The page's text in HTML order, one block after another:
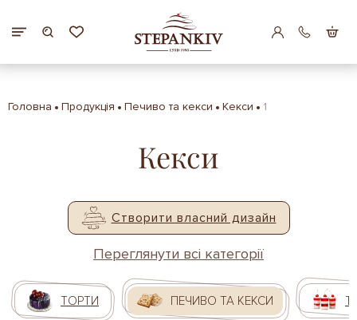
Головна Продукція Печиво та кекси Кекси 1
Кекси
Створити власний дизайн
Переглянути всі категорії
ТОРТИ ПЕЧИВО ТА КЕКСИ